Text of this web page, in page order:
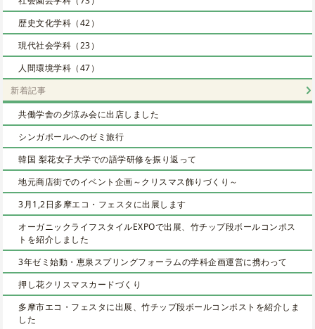
歴史文化学科（42）
現代社会学科（23）
人間環境学科（47）
新着記事
共働学舎の夕涼み会に出店しました
シンガポールへのゼミ旅行
韓国 梨花女子大学での語学研修を振り返って
地元商店街でのイベント企画～クリスマス飾りづくり～
3月1,2日多摩エコ・フェスタに出展します
オーガニックライフスタイルEXPOで出展、竹チップ段ボールコンポス
トを紹介しました
3年ゼミ始動・恵泉スプリングフォーラムの学科企画運営に携わって
押し花クリスマスカードづくり
多摩市エコ・フェスタに出展、竹チップ段ボールコンポストを紹介しま
した